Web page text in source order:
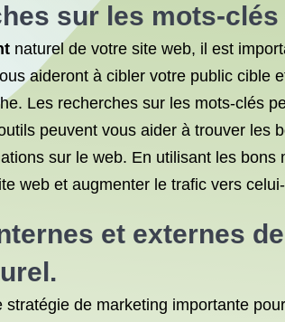
sur les mots-
naturel de votre site web, il est
aideront à cibler votre public cible
Les recherches sur les mots-clés
peuvent vous aider à trouver
sur le web. En utilisant les
web et augmenter le trafic vers
et externes
.
de marketing importante